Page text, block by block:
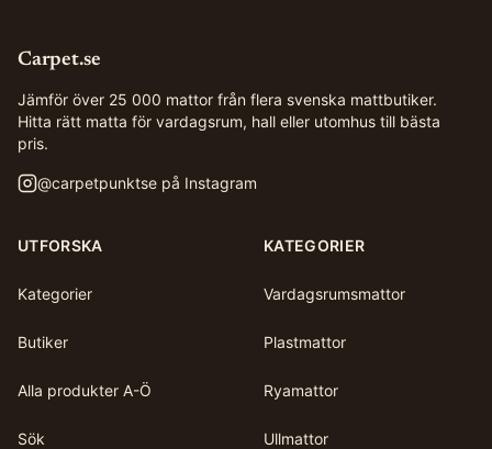
Carpet.se
Jämför över 25 000 mattor från flera svenska mattbutiker.
Hitta rätt matta för vardagsrum, hall eller utomhus till bästa
pris.
@carpetpunktse på Instagram
UTFORSKA
Kategorier
Butiker
Alla produkter A-Ö
Sök
KATEGORIER
Vardagsrumsmattor
Plastmattor
Ryamattor
Ullmattor